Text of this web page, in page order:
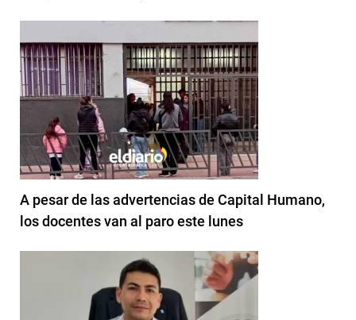
A pesar de las advertencias de Capital Humano,
los docentes van al paro este lunes